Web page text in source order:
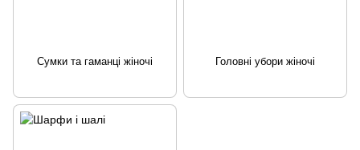
Сумки та гаманці жіночі Головні убори жіночі